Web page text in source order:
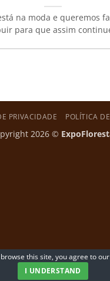
na moda e queremos
para que assim
PRIVACIDADE POLÍTICA
2026 ©
this site, you agree to our
I UNDERSTAND